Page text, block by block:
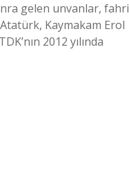
gelen unvanlar, fahri
Kaymakam Erol
2012 yılında